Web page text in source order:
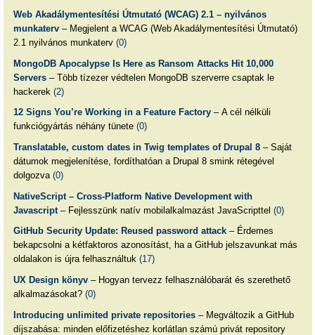
Web Akadálymentesítési Útmutató (WCAG) 2.1 – nyilvános
munkaterv– Megjelent a WCAG (Web Akadálymentesítési Útmutató)
2.1 nyilvános munkaterv (0)
MongoDB Apocalypse Is Here as Ransom Attacks Hit 10,000
Servers– Több tízezer védtelen MongoDB szerverre csaptak le
hackerek (2)
12 Signs You’re Working in a Feature Factory– A cél nélküli
funkciógyártás néhány tünete (0)
Translatable, custom dates in Twig templates of Drupal 8– Saját
dátumok megjelenítése, fordíthatóan a Drupal 8 smink rétegével
dolgozva (0)
NativeScript – Cross-Platform Native Development with
Javascript– Fejlesszünk natív mobilalkalmazást JavaScripttel (0)
GitHub Security Update: Reused password attack– Érdemes
bekapcsolni a kétfaktoros azonosítást, ha a GitHub jelszavunkat más
oldalakon is újra felhasználtuk (17)
UX Design könyv– Hogyan tervezz felhasználóbarát és szerethető
alkalmazásokat? (0)
Introducing unlimited private repositories– Megváltozik a GitHub
díjszabása: minden előfizetéshez korlátlan számú privát repository